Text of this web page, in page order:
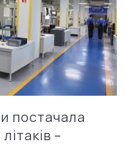
постачала
–